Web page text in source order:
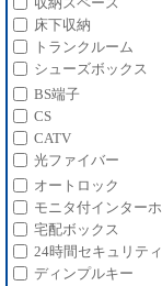
床下収納
トランクルーム
シューズボックス
BS端子
CS
CATV
光ファイバー
オートロック
モニタ付インター
宅配ボックス
24時間セキュリティ
ディンプルキー